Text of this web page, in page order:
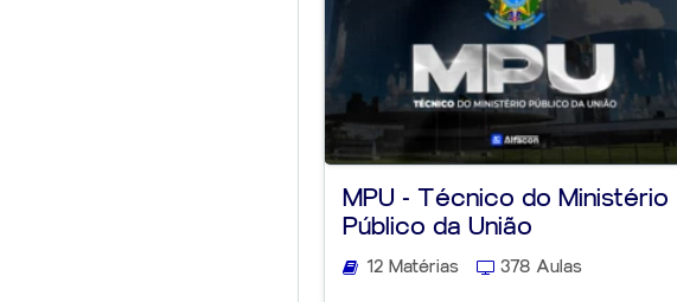
MPU - Técnico do Ministério
Público da União
12 Matérias 378 Aulas